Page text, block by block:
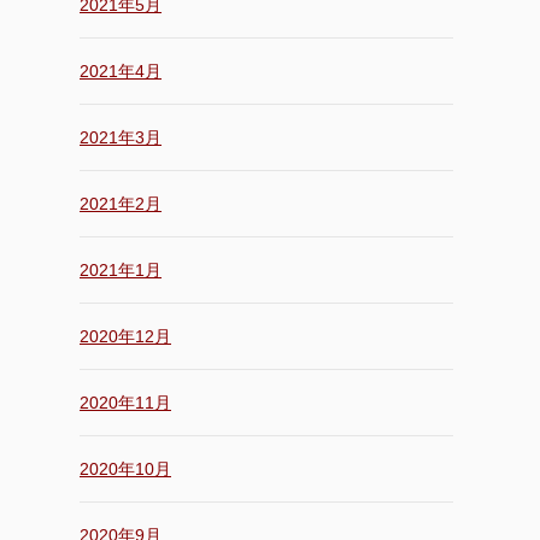
2021年5月
2021年4月
2021年3月
2021年2月
2021年1月
2020年12月
2020年11月
2020年10月
2020年9月